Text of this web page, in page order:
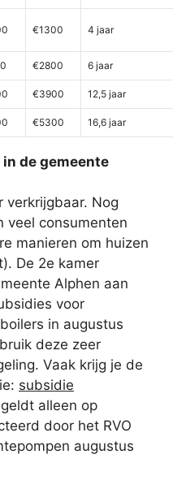
€1300 4 jaar
€2800 6 jaar
€3900 12,5 jaar
€5300 16,6 jaar
de gemeente
verkrijgbaar. Nog
veel consumenten
manieren om huizen
De 2e kamer
Alphen aan
voor
in augustus
deze zeer
Vaak krijg je de
subsidie
geldt alleen op
door het RVO
augustus